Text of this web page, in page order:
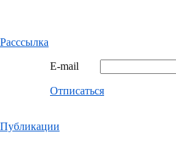
Расссылка
E-mail
Отписаться
Публикации